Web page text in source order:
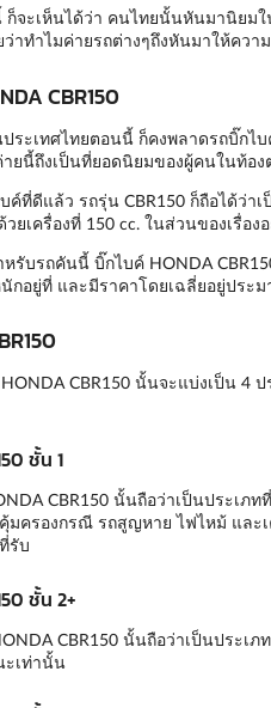
ะเห็นได้ว่า คนไทยนั้นหันมานิยมใ
ว่าทำไมค่ายรถต่างๆถึงหันมาให้คว
CBR150
ระเทศไทยตอนนี้ ก็คงพลาดรถบิ๊ก
ยนี้ถึงเป็นที่ยอดนิยมของผู้คนในท้อ
ค์ที่ดีแล้ว รถรุ่น CBR150 ก็ถือได้
เครื่องที่ 150 cc. ในส่วนของเรื่อ
หรับรถคันนี้ บิ๊กไบค์ HONDA
กอยู่ที่ และมีราคาโดยเฉลี่ยอยู่ปร
CBR150 นั้นจะแบ่งเป็น 4
ชั้น 1
CBR150 นั้นถือว่าเป็นประเ
มครองกรณี รถสูญหาย ไฟไหม้ แล
รับ
ชั้น 2+
CBR150 นั้นถือว่าเป็นประ
เท่านั้น